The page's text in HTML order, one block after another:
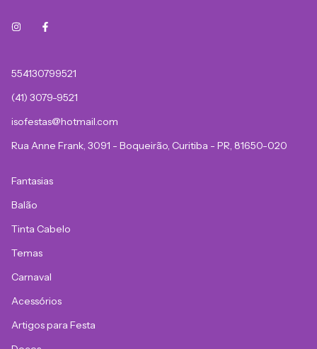
554130799521
(41) 3079-9521
isofestas@hotmail.com
Rua Anne Frank, 3091 - Boqueirão, Curitiba - PR, 81650-020
Fantasias
Balão
Tinta Cabelo
Temas
Carnaval
Acessórios
Artigos para Festa